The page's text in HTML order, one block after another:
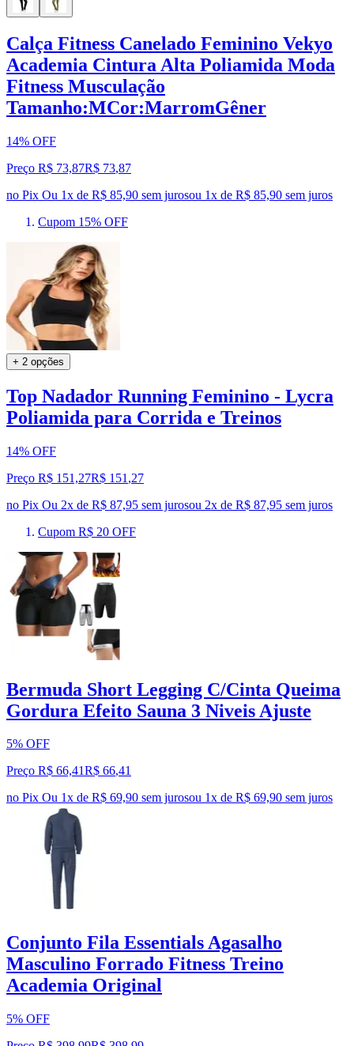
Calça Fitness Canelado Feminino Vekyo
Academia Cintura Alta Poliamida Moda
Fitness Musculação
Tamanho:MCor:MarromGêner
14% OFF
Preço R$ 73,87R$ 73,87
no Pix Ou 1x de R$ 85,90 sem jurosou 1x de R$ 85,90 sem juros
Cupom 15% OFF
+ 2 opções
Top Nadador Running Feminino - Lycra
Poliamida para Corrida e Treinos
14% OFF
Preço R$ 151,27R$ 151 ,27
no Pix Ou 2x de R$ 87,95 sem jurosou 2x de R$ 87,95 sem juros
Cupom R$ 20 OFF
Bermuda Short Legging C/Cinta Queima
Gordura Efeito Sauna 3 Niveis Ajuste
5% OFF
Preço R$ 66,41R$ 66,41
no Pix Ou 1x de R$ 69,90 sem jurosou 1x de R$ 69,90 sem juros
Conjunto Fila Essentials Agasalho
Masculino Forrado Fitness Treino
Academia Original
5% OFF